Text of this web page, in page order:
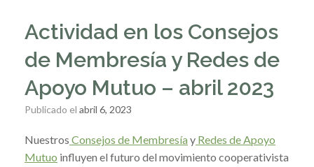
Actividad en los Consejos
de Membresía y Redes de
Apoyo Mutuo – abril 2023
Publicado el abril 6, 2023
Nuestros Consejos de Membresía y Redes de Apoyo
Mutuo influyen el futuro del movimiento cooperativista